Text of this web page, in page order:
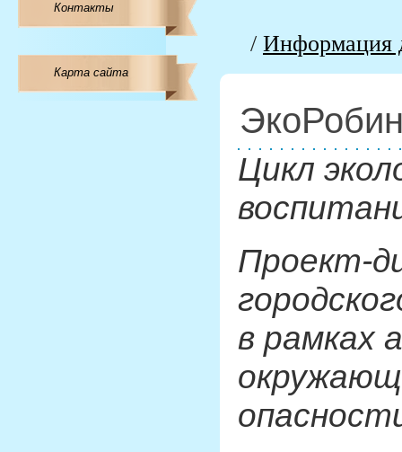
Контакты
Карта сайта
/ Информация
Цикл
Проект-
в рамках